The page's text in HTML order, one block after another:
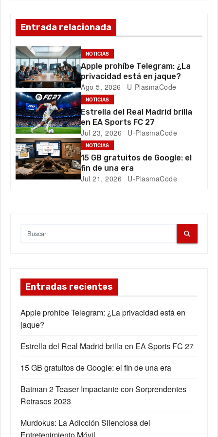
i
ó
n
d
e
e
n
t
r
Entrada relacionada
NOTICIAS
Apple prohíbe Telegram: ¿La
privacidad está en jaque?
Ago 5, 2026 U-PlasmaCode
NOTICIAS
Estrella del Real Madrid brilla
en EA Sports FC 27
Jul 23, 2026 U-PlasmaCode
NOTICIAS
15 GB gratuitos de Google: el
fin de una era
Jul 21, 2026 U-PlasmaCode
Entradas recientes
Apple prohíbe Telegram: ¿La privacidad está en
jaque?
Estrella del Real Madrid brilla en EA Sports FC 27
15 GB gratuitos de Google: el fin de una era
Batman 2 Teaser Impactante con Sorprendentes
Retrasos 2023
Murdokus: La Adicción Silenciosa del